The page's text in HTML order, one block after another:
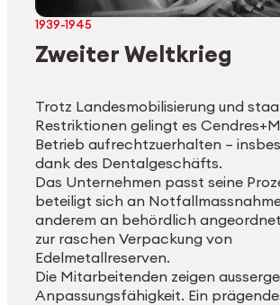
1939-1945
Zweiter Weltkrieg
Trotz Landesmobilisierung und
Restriktionen gelingt es
Betrieb aufrechtzuerhalten –
dank des Dentalgeschäfts.
Das Unternehmen passt seine
beteiligt sich an
anderem an behördlich
zur raschen Verpackung von
Edelmetallreserven.
Die Mitarbeitenden zeigen
Anpassungsfähigkeit. Ein